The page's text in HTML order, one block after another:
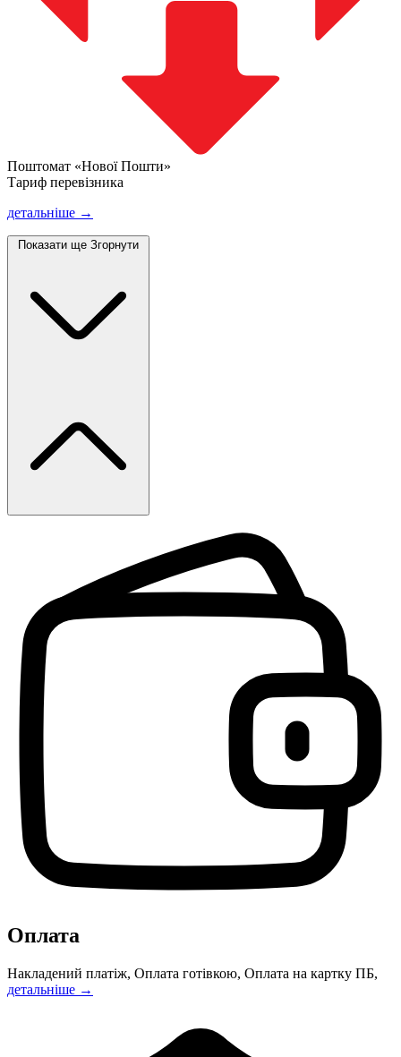
Поштомат «Нової Пошти»
Тариф перевізника
детальніше →
Показати ще Згорнути
Оплата
Накладений платіж, Оплата готівкою, Оплата на картку ПБ,
детальніше →